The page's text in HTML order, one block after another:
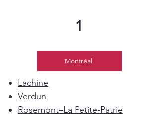
1
Montréal
Lachine
Verdun
Rosemont–La Petite-Patrie